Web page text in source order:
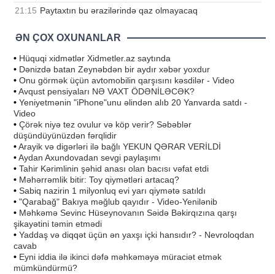
21:15 Paytaxtın bu ərazilərində qaz olmayacaq
ƏN ÇOX OXUNANLAR
• Hüquqi xidmətlər Xidmetler.az saytında
• Dənizdə batan Zeynəbdən bir aydır xəbər yoxdur
• Onu görmək üçün avtomobilin qarşısını kəsdilər - Video
•Avqust pensiyaları NƏ VAXT ÖDƏNİLƏCƏK?
• Yeniyetmənin "iPhone"unu əlindən alıb 20 Yanvarda satdı -
Video
• Çörək niyə tez ovulur və köp verir? Səbəblər
düşündüyünüzdən fərqlidir
•Arayik və digərləri ilə bağlı YEKUN QƏRAR VERİLDİ
•Aydan Axundovadan sevgi paylaşımı
• Tahir Kərimlinin şəhid anası olan bacısı vəfat etdi
• Məhərrəmlik bitir: Toy qiymətləri artacaq?
• Sabiq nazirin 1 milyonluq evi yarı qiymətə satıldı
• "Qarabağ" Bakıya məğlub qayıdır - Video-Yenilənib
• Məhkəmə Sevinc Hüseynovanın Səidə Bəkirqızına qarşı
şikayətini təmin etmədi
• Yaddaş və diqqət üçün ən yaxşı içki hansıdır? - Nevroloqdan
cavab
• Eyni iddia ilə ikinci dəfə məhkəməyə müraciət etmək
mümkündürmü?